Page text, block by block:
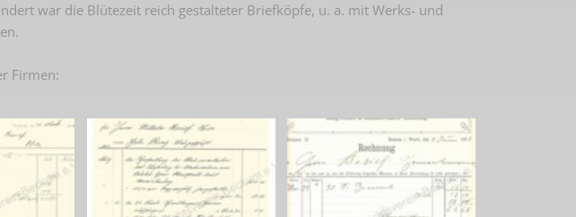
Landkarten
Postkarten
öffentliche Gebäude
Prudentiaschule
Strassen
war die Blütezeit reich gestalteter Briefköpfe, u. a. mit Werks- und
Firmen: